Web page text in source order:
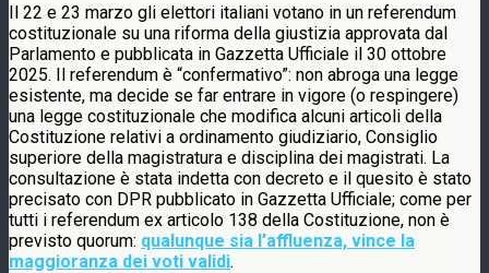
Il 22 e 23 marzo gli elettori italiani votano in un referendum
costituzionale su una riforma della giustizia approvata dal
Parlamento e pubblicata in Gazzetta Ufficiale il 30 ottobre
2025. Il referendum è “confermativo”: non abroga una legge
esistente, ma decide se far entrare in vigore (o respingere)
una legge costituzionale che modifica alcuni articoli della
Costituzione relativi a ordinamento giudiziario, Consiglio
superiore della magistratura e disciplina dei magistrati. La
consultazione è stata indetta con decreto e il quesito è stato
precisato con DPR pubblicato in Gazzetta Ufficiale; come per
tutti i referendum ex articolo 138 della Costituzione, non è
previsto quorum: qualunque sia l’affluenza, vince la
maggioranza dei voti validi.